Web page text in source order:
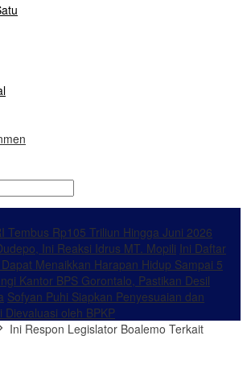
Tembus Rp105 Triliun Hingga Juni 2026
Ini Reaksi Idrus MT. Mopili Ini Daftar
Menaikkan Harapan Hidup Sampai 5
Kantor BPS Gorontalo, Pastikan Desil
Sofyan Puhi Siapkan Penyesuaian dan
oleh BPKP
Ini Respon Legislator Boalemo Terkait